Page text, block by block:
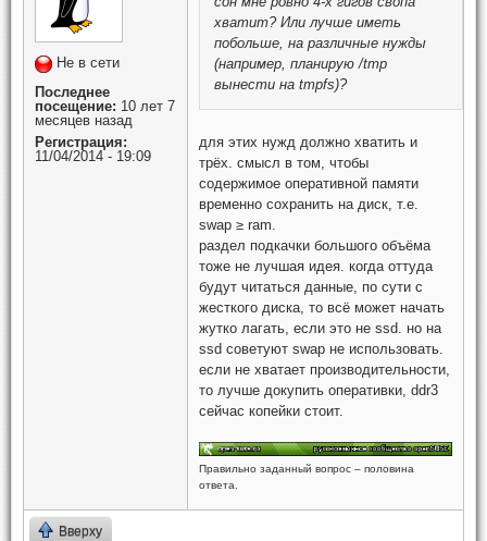
Не в сети
Последнее
посещение: 10 лет 7
месяцев назад
Регистрация:
11/04/2014 - 19:09
хватит? Или лучше иметь
побольше, на различные нужды
(например, планирую /tmp
вынести на tmpfs)?
для этих нужд должно хватить и
трёх. смысл в том, чтобы
содержимое оперативной памяти
временно сохранить на диск, т.е.
swap ≥ ram.
раздел подкачки большого объёма
тоже не лучшая идея. когда оттуда
будут читаться данные, по сути с
жесткого диска, то всё может начать
жутко лагать, если это не ssd. но на
ssd советуют swap не использовать.
если не хватает производительности,
то лучше докупить оперативки, ddr3
сейчас копейки стоит.
Правильно заданный вопрос – половина
ответа.
Вверху